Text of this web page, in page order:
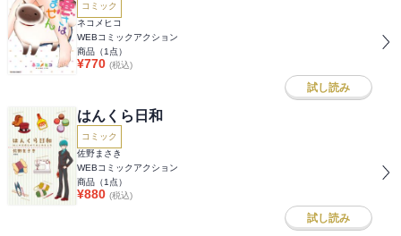
コミック
ネコメヒコ
WEBコミックアクション
商品（1 点）
¥770 (税込)
試し読み
はんくら日和
コミック
佐野まさき
WEBコミックアクション
商品（1 点）
¥880 (税込)
試し読み